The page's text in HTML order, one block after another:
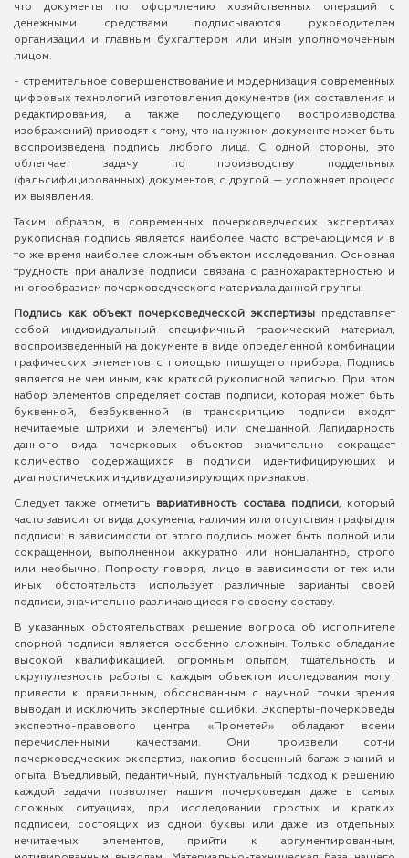
что документы по оформлению хозяйственных операций с
денежными средствами подписываются руководителем
организации и главным бухгалтером или иным уполномоченным
лицом.
- стремительное совершенствование и модернизация современных
цифровых технологий изготовления документов (их составления и
редактирования, а также последующего воспроизводства
изображений) приводят к тому, что на нужном документе может быть
воспроизведена подпись любого лица. С одной стороны, это
облегчает задачу по производству поддельных
(фальсифицированных) документов, с другой — усложняет процесс
их выявления.
Таким образом, в современных почерковедческих экспертизах
рукописная подпись является наиболее часто встречающимся и в
то же время наиболее сложным объектом исследования. Основная
трудность при анализе подписи связана с разнохарактерностью и
многообразием почерковедческого материала данной группы.
Подпись как объект почерковедческой экспертизы представляет
собой индивидуальный специфичный графический материал,
воспроизведенный на документе в виде определенной комбинации
графических элементов с помощью пишущего прибора. Подпись
является не чем иным, как краткой рукописной записью. При этом
набор элементов определяет состав подписи, которая может быть
буквенной, безбуквенной (в транскрипцию подписи входят
нечитаемые штрихи и элементы) или смешанной. Лапидарность
данного вида почерковых объектов значительно сокращает
количество содержащихся в подписи идентифицирующих и
диагностических индивидуализирующих признаков.
Следует также отметить вариативность состава подписи, который
часто зависит от вида документа, наличия или отсутствия графы для
подписи: в зависимости от этого подпись может быть полной или
сокращенной, выполненной аккуратно или ноншалантно, строго
или необычно. Попросту говоря, лицо в зависимости от тех или
иных обстоятельств использует различные варианты своей
подписи, значительно различающиеся по своему составу.
В указанных обстоятельствах решение вопроса об исполнителе
спорной подписи является особенно сложным. Только обладание
высокой квалификацией, огромным опытом, тщательность и
скрупулезность работы с каждым объектом исследования могут
привести к правильным, обоснованным с научной точки зрения
выводам и исключить экспертные ошибки. Эксперты-почерковеды
экспертно-правового центра «Прометей» обладают всеми
перечисленными качествами. Они произвели сотни
почерковедческих экспертиз, накопив бесценный багаж знаний и
опыта. Въедливый, педантичный, пунктуальный подход к решению
каждой задачи позволяет нашим почерковедам даже в самых
сложных ситуациях, при исследовании простых и кратких
подписей, состоящих из одной буквы или даже из отдельных
нечитаемых элементов, прийти к аргументированным,